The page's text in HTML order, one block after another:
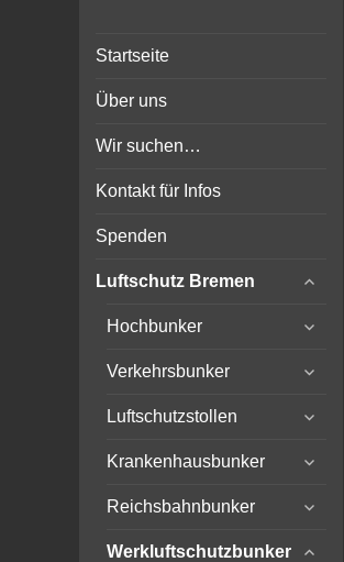
Bunker-Kiel.com
Wilhelmshaven Flensburg
Rendsburg Luftschutz Stollen
Startseite
Über uns
Wir suchen…
Kontakt für Infos
Spenden
Luftschutz Bremen
expand
menu
Hochbunker
expand
menu
Verkehrsbunker
expand
menu
Luftschutzstollen
expand
menu
Krankenhausbunker
expand
menu
Reichsbahnbunker
expand
menu
Werkluftschutzbunkerexpand